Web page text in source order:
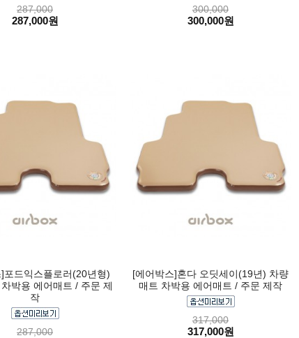
287,000
287,000원
300,000
300,000원
포드익스플로러(20년형)
박용 에어매트 / 주문 제
작
287,000
[에어박스]혼다 오딧세이(19년) 차량
매트 차박용 에어매트 / 주문 제작
317,000
317,000원